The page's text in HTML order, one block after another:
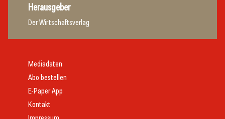
Herausgeber
Der Wirtschaftsverlag
Mediadaten
Abo bestellen
E-Paper App
Kontakt